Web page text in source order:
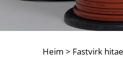
Heim > Fastvirk